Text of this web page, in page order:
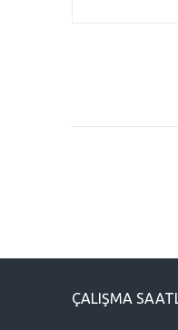
ÇALIŞMA